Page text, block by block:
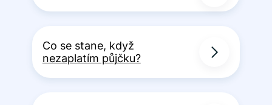
Co se stane, když
nezaplatím půjčku?